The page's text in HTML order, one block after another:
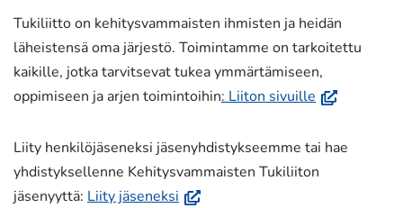
Tukiliitto on kehitysvammaisten ihmisten ja heidän
läheistensä oma järjestö. Toimintamme on tarkoitettu
kaikille, jotka tarvitsevat tukea ymmärtämiseen,
oppimiseen ja arjen toimintoihin: Liiton sivuille (avautuu
ikkunaan,
siirryt
Liity henkilöjäseneksi jäsenyhdistykseemme tai hae
yhdistyksellenne Kehitysvammaisten Tukiliiton
jäsenyyttä: Liity jäseneksi (avautuu